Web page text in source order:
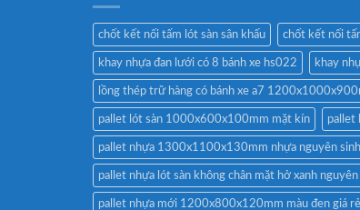
chốt kết nối tấm lót sàn sân khấu chốt kết nối
khay nhựa đan lưới có 8 bánh xe hs022 khay
lồng thép trữ hàng có bánh xe a7
pallet lót sàn 1000x600x100mm mặt kín pallet
pallet nhựa 1300x1100x130mm nhựa nguyên
pallet nhựa lót sàn không chân mặt hở xanh nguyên
pallet nhựa mới 1200x800x120mm màu đen giá rẻ